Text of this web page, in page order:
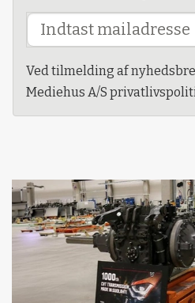
Ved tilmelding af
Mediehus A/S